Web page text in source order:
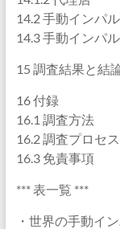
14.2 手動インパ
14.3 手動インパ
15 調査結果と結
16 付録
16.1 調査方法
16.2 調査プロセ
16.3 免責事項
*** 表一覧 ***
・世界の手動イ